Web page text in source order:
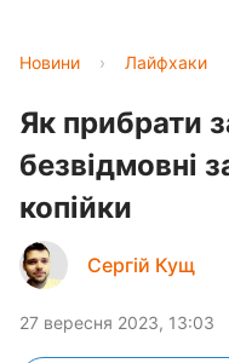
Новини › Лайфхаки
Як прибрати
безвідмовні
копійки
Сергій Кущ
27 вересня 2023, 13:03